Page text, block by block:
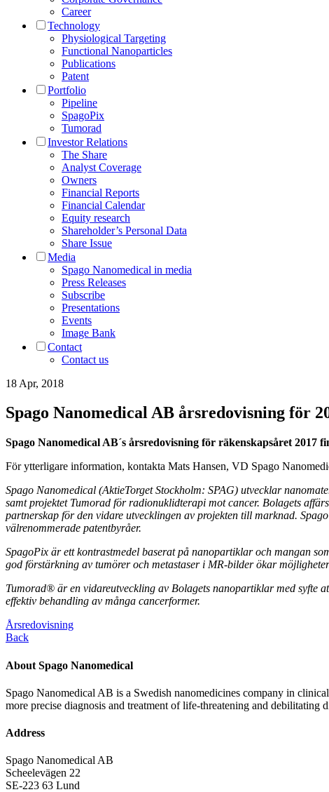
Career
Technology
Physiological Targeting
Functional Nanoparticles
Publications
Patent
Portfolio
Pipeline
SpagoPix
Tumorad
Investor Relations
The Share
Analyst Coverage
Owners
Financial Reports
Financial Calendar
Equity research
Shareholder’s Personal Data
Share Issue
Media
Spago Nanomedical in media
Press Releases
Subscribe
Presentations
Events
Image Bank
Contact
Contact us
18 Apr, 2018
Spago Nanomedical AB årsredovisning för
Spago Nanomedical AB´s årsredovisning för räkenskapsåret 2017
För ytterligare information, kontakta Mats Hansen, VD Spago
Spago Nanomedical (AktieTorget Stockholm: SPAG) utvecklar
samt projektet Tumorad för radionuklidterapi mot cancer. Bolagets
partnerskap för den vidare utvecklingen av projekten till marknad.
välrenommerade patentbyråer.
SpagoPix är ett kontrastmedel baserat på nanopartiklar och mangan
god förstärkning av tumörer och metastaser i MR-bilder ökar
Tumorad® är en vidareutveckling av Bolagets nanopartiklar med syfte
effektiv behandling av många cancerformer.
Årsredovisning
Back
About Spago Nanomedical
Spago Nanomedical AB is a Swedish nanomedicines company in
more precise diagnosis and treatment of life-threatening and debilitating
Address
Spago Nanomedical AB
Scheelevägen 22
SE-223 63 Lund